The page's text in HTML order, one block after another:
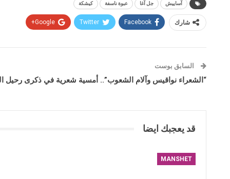
آساييش جل آغا عبوة ناسفة كيشكة
شارك Facebook
Twitter
Google+
السابق بوست
“الشعراء نواقيس وآلام الشعوب”.. أمسية شعرية في ذكرى
قد يعجبك ايضا
MANSHET